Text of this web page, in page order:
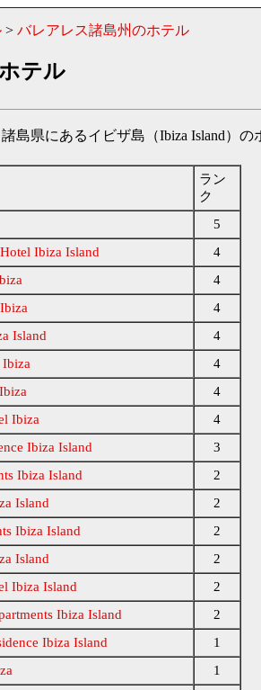
> バレアレス諸島州のホテル
テル
島県にあるイビザ島（Ibiza Island）の
ラン
ク
5
Ibiza Island
4
4
4
Island
4
4
4
Ibiza
4
Ibiza Island
3
Ibiza Island
2
Island
2
Ibiza Island
2
Island
2
Ibiza Island
2
Ibiza Island
2
Ibiza Island
1
1